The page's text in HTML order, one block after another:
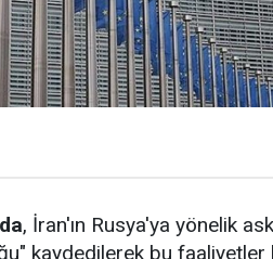
, İran'ın Rusya'ya yönelik
kaydedilerek bu faaliyetler